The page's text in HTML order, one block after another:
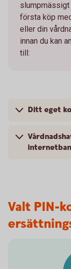
första köp
eller din
innan du kan
till:
Ditt eget
Valt PIN-